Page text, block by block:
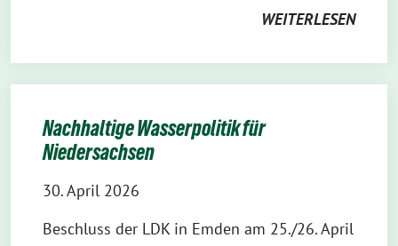
WEITERLESEN
Nachhaltige Wasserpolitik für
Niedersachsen
30. April 2026
Beschluss der LDK in Emden am 25./26. April